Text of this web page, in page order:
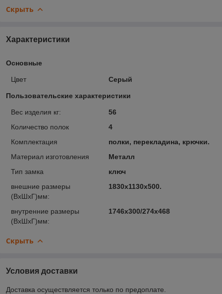
Скрыть
Характеристики
Основные
Цвет Серый
Пользовательские характеристики
Вес изделия кг:
56
Количество полок
4
Комплектация
полки, перекладина, крючки.
Материал изготовления
Металл
Тип замка
ключ
внешние размеры
(ВхШхГ)мм:
1830х1130х500.
внутренние размеры
(ВхШхГ)мм:
1746х300/274х468
Скрыть
Условия доставки
Доставка осуществляется только по предоплате.